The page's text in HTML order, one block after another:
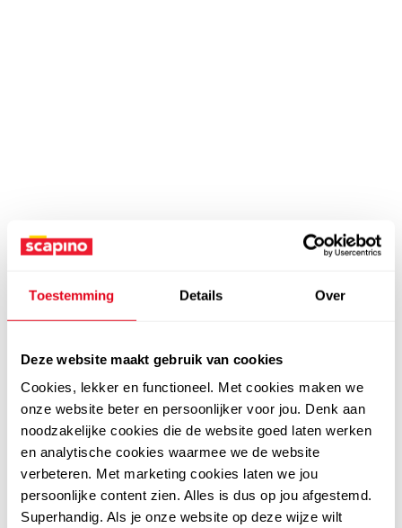
Toestemming Details Over
Deze website maakt gebruik van cookies
Cookies, lekker en functioneel. Met cookies maken we
onze website beter en persoonlijker voor jou. Denk aan
noodzakelijke cookies die de website goed laten werken
en analytische cookies waarmee we de website
verbeteren. Met marketing cookies laten we jou
persoonlijke content zien. Alles is dus op jou afgestemd.
Superhandig. Als je onze website op deze wijze wilt